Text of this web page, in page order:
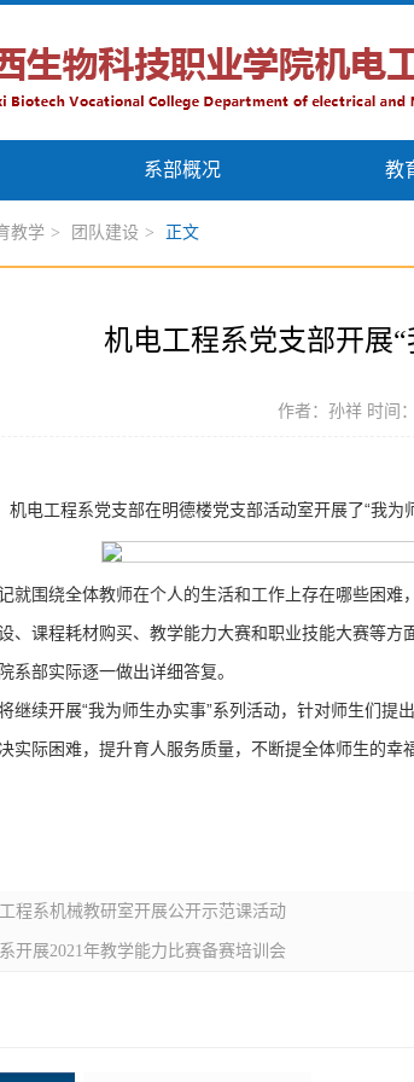
系部概况 教
教学 > 团队建设 > 正文
机电工程系党支部开展
作者：孙祥 时间
机电工程系党支部在明德楼党支部活动室开展了“我
就围绕全体教师在个人的生活和工作上存在哪些困难
、课程耗材购买、教学能力大赛和职业技能大赛等
系部实际逐一做出详细答复。
继续开展“我为师生办实事”系列活动，针对师生们
实际困难，提升育人服务质量，不断提全体师生的幸
程系机械教研室开展公开示范课活动
开展2021年教学能力比赛备赛培训会